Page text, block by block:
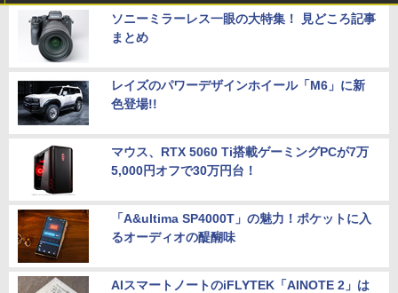
ソニーミラーレス一眼の大特集！ 見どころ記事
まとめ
レイズのパワーデザインホイール「M6」に新
色登場!!
マウス、RTX 5060 Ti搭載ゲーミングPCが7万
5,000円オフで30万円台！
「A&ultima SP4000T」の魅力！ポケットに入
るオーディオの醍醐味
AIスマートノートのiFLYTEK「AINOTE 2」は